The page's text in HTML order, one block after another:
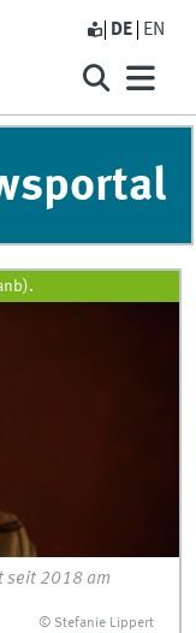
DE EN
seit 2018 am
© Stefanie Lippert